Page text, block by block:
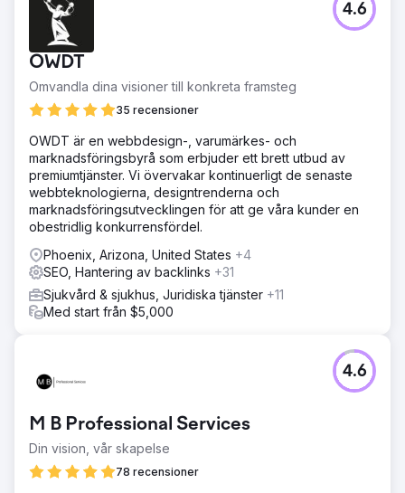
OWDT
Omvandla dina visioner till konkreta framsteg
35 recensioner
4.6
OWDT är en webbdesign-, varumärkes- och
marknadsföringsbyrå som erbjuder ett brett utbud av
premiumtjänster. Vi övervakar kontinuerligt de senaste
webbteknologierna, designtrenderna och
marknadsföringsutvecklingen för att ge våra kunder en
obestridlig konkurrensfördel.
Phoenix, Arizona, United States +4
SEO, Hantering av backlinks +31
Sjukvård & sjukhus, Juridiska tjänster +11
Med start från $5,000
M B Professional Services
Din vision, vår skapelse
78 recensioner
4.6